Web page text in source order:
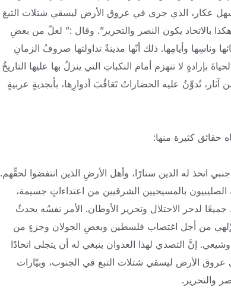
سهل عكار، الذي جرى في عروق الأرض ليسقي شتلات التبغ
بالاتحاد يكون النصر والتحرير”. وقال :” لعلّ من بعضِ
وأيامِها. ذلك أنّها مدينةٌ تداولتها صروفُ الزمانِ
بإرادةٍ لا تنهزم أمام النكباتِ التي ينزلُ بها عليها التاريخُ
آثار، تُدوِّنُ عليه الحضاراتُ تَعَاقُبَ أدوارِها، بأبجديةٍ عربيةٍ
حقائق كثيرة منها:
اتخذ له الدين ستارًا، وأهل الأرضِ الذين انتفضوا لحقِّهم.
بالمسيحيين الشرقيين من اعتداءاتٍ جسيمة،
لدحر الاحتلال وتحرير الأوطان. الأمر نفسُه يحدثُ
الإلهي من أجل اغتصاب فلسطين وبعضِ الجولان وجزءٍ من
إنَّ التصدي لهذا العدوان ينبغي له أن يتجلى اتحادًا
عروق الأرض ليسقي شتلات التبغ في الجنوب، وبيّارات
والتحرير.